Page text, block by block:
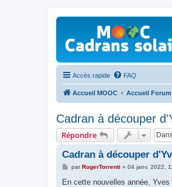
Accès rapide FAQ
Accueil MOOC Accueil Forum
Cadran à découper
Répondre
Cadran à découper
M
s
parRogerTorrenti » 04 janv. 2022,
En cette nouvelles année,